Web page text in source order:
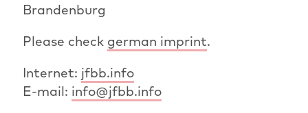
Brandenburg
Please check german imprint.
Internet: jfbb.info
E-mail: info@jfbb.info